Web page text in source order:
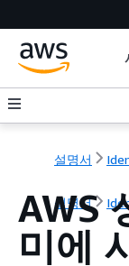
설명서
설명서
AWS
미에